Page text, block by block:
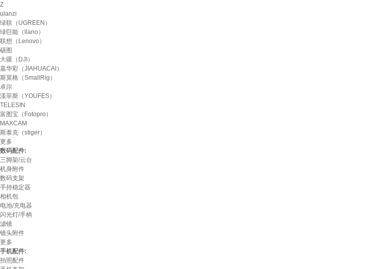
Z
ulanzi
绿联（UGREEN）
绿巨能（llano）
联想（Lenovo）
硕图
大疆（DJI）
嘉华彩（JIAHUACAI）
斯莫格（SmallRig）
卓尔
漾菲斯（YOUFES）
TELESIN
富图宝（Fotopro）
MAXCAM
斯泰克（stiger）
更多
数码配件:
三脚架/云台
机身附件
数码支架
手持稳定器
相机包
电池/充电器
闪光灯/手柄
滤镜
镜头附件
更多
手机配件:
拍照配件